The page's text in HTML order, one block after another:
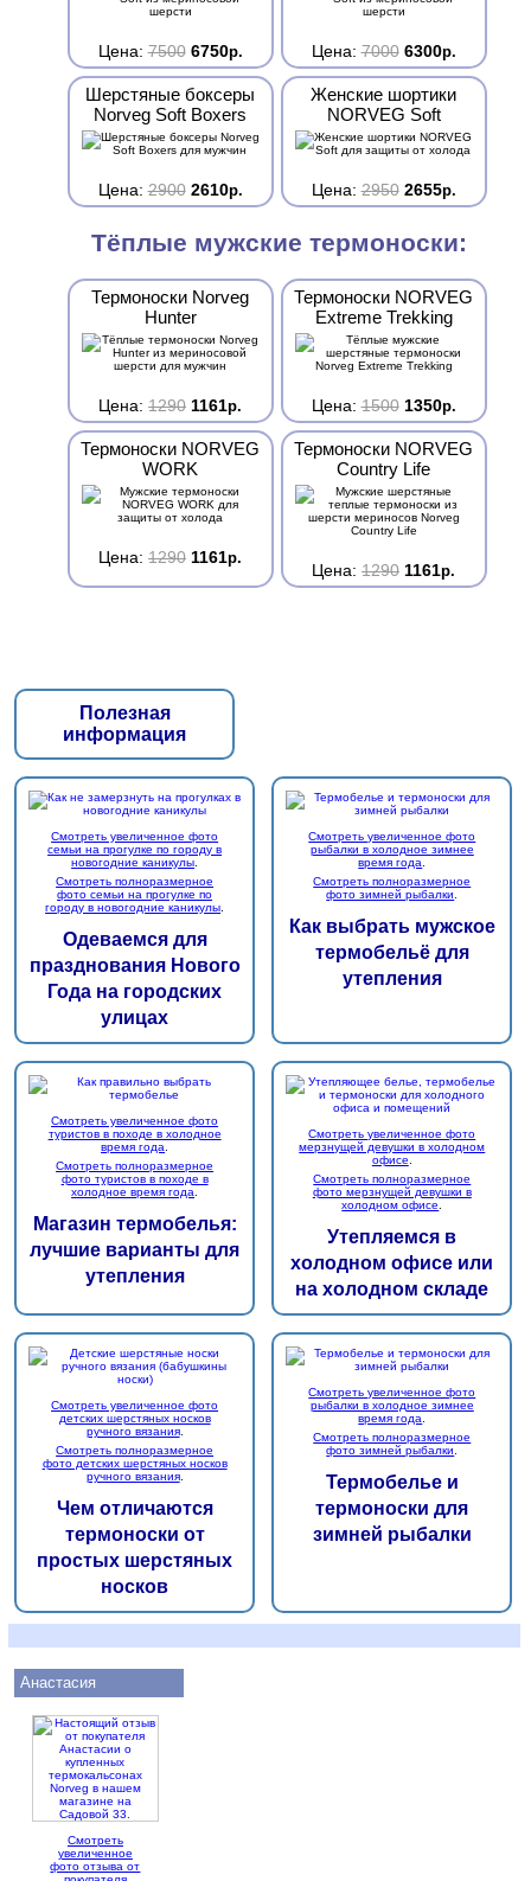
Цена:7500 6750р. Цена:7000 6300р.
Шерстяные боксеры
Norveg Soft Boxers
Цена:2900 2610р.
Женские шортики
NORVEG Soft
Цена:2950 2655р.
Тёплые мужские термоноски:
Термоноски Norveg
Hunter
Цена:1290 1161р.
Термоноски NORVEG
Extreme Trekking
Цена:1500 1350р.
Термоноски NORVEG
WORK
Цена:1290 1161р.
Термоноски NORVEG
Country Life
Цена:1290 1161р.
Полезная
информация
Смотреть увеличенное фото
семьи на прогулке по городу в
новогодние каникулы
Смотреть полноразмерное
фото семьи на прогулке по
городу в новогодние каникулы
Одеваемся для
празднования Нового
Года на городских
улицах
Смотреть увеличенное фото
рыбалки в холодное зимнее
время года
Смотреть полноразмерное
фото зимней рыбалки
Как выбрать мужское
термобельё для
утепления
Смотреть увеличенное фото
туристов в походе в холодное
время года
Смотреть полноразмерное
фото туристов в походе в
холодное время года
Магазин термобелья:
лучшие варианты для
утепления
Смотреть увеличенное фото
мерзнущей девушки в холодном
офисе
Смотреть полноразмерное
фото мерзнущей девушки в
холодном офисе
Утепляемся в
холодном офисе или
на холодном складе
Смотреть увеличенное фото
детских шерстяных носков
ручного вязания.
Смотреть полноразмерное
фото детских шерстяных носков
ручного вязания.
Чем отличаются
термоноски от
простых шерстяных
носков
Смотреть увеличенное фото
рыбалки в холодное зимнее
время года
Смотреть полноразмерное
фото зимней рыбалки
Термобелье и
термоноски для
зимней рыбалки
Анастасия
Смотреть
увеличенное
фото отзыва от